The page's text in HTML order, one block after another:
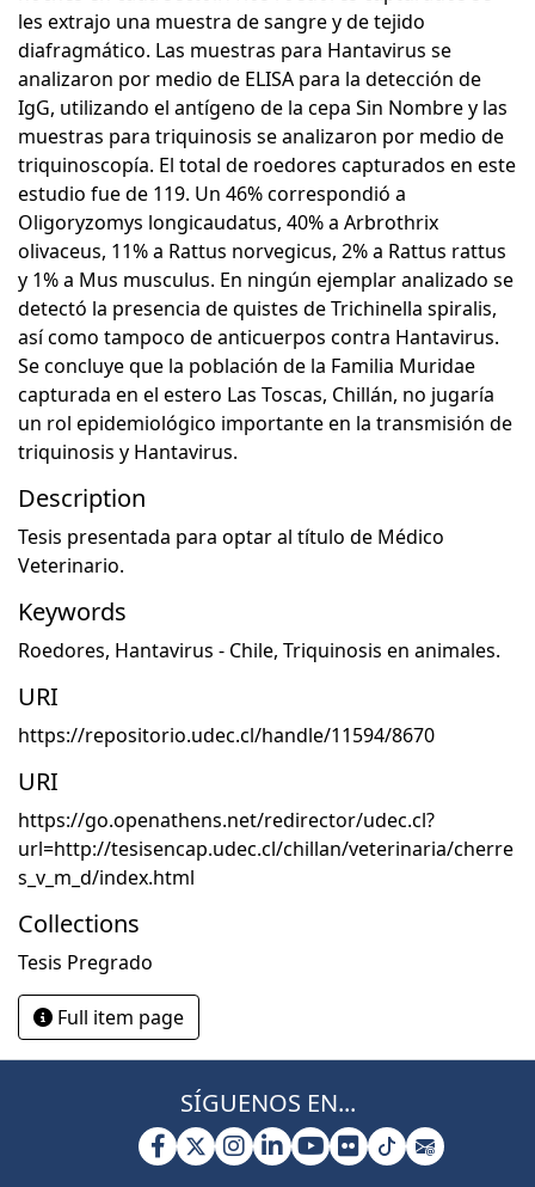
les extrajo una muestra de sangre y de tejido
diafragmático. Las muestras para Hantavirus se
analizaron por medio de ELISA para la detección de
IgG, utilizando el antígeno de la cepa Sin Nombre y las
muestras para triquinosis se analizaron por medio de
triquinoscopía. El total de roedores capturados en este
estudio fue de 119. Un 46% correspondió a
Oligoryzomys longicaudatus, 40% a Arbrothrix
olivaceus, 11% a Rattus norvegicus, 2% a Rattus rattus
y 1% a Mus musculus. En ningún ejemplar analizado se
detectó la presencia de quistes de Trichinella spiralis,
así como tampoco de anticuerpos contra Hantavirus.
Se concluye que la población de la Familia Muridae
capturada en el estero Las Toscas, Chillán, no jugaría
un rol epidemiológico importante en la transmisión de
triquinosis y Hantavirus.
Description
Tesis presentada para optar al título de Médico
Veterinario.
Keywords
Roedores, Hantavirus - Chile, Triquinosis en animales.
URI
https://repositorio.udec.cl/handle/11594/8670
URI
https://go.openathens.net/redirector/udec.cl?
url=http://tesisencap.udec.cl/chillan/veterinaria/cherre
s_v_m_d/index.html
Collections
Tesis Pregrado
Full item page
SÍGUENOS EN...